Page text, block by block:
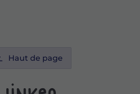
Haut de page